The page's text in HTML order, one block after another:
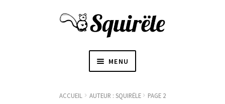
MENU
ACCUEIL AUTEUR : SQUIRËLE PAGE 2